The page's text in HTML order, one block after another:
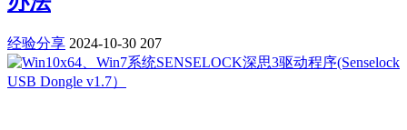
经验分享 2024-10-30 207